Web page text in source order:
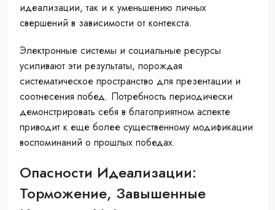
идеализации, так и к уменьшению личных
свершений в зависимости от контекста.
Электронные системы и социальные ресурсы
усиливают эти результаты, порождая
систематическое пространство для презентации и
соотнесения побед. Потребность периодически
демонстрировать себя в благоприятном аспекте
приводит к еще более существенному модификации
воспоминаний о прошлых победах.
Опасности Идеализации:
Торможение, Завышенные